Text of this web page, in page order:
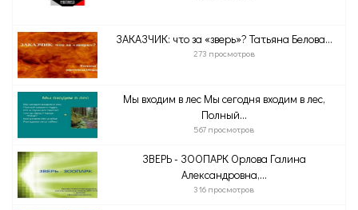
ЗАКАЗЧИК: что за «зверь»? Татьяна Белова...
273 просмотров
Мы входим в лес Мы сегодня входим в лес,
Полный...
567 просмотров
ЗВЕРЬ - ЗООПАРК Орлова Галина
Александровна,...
316 просмотров